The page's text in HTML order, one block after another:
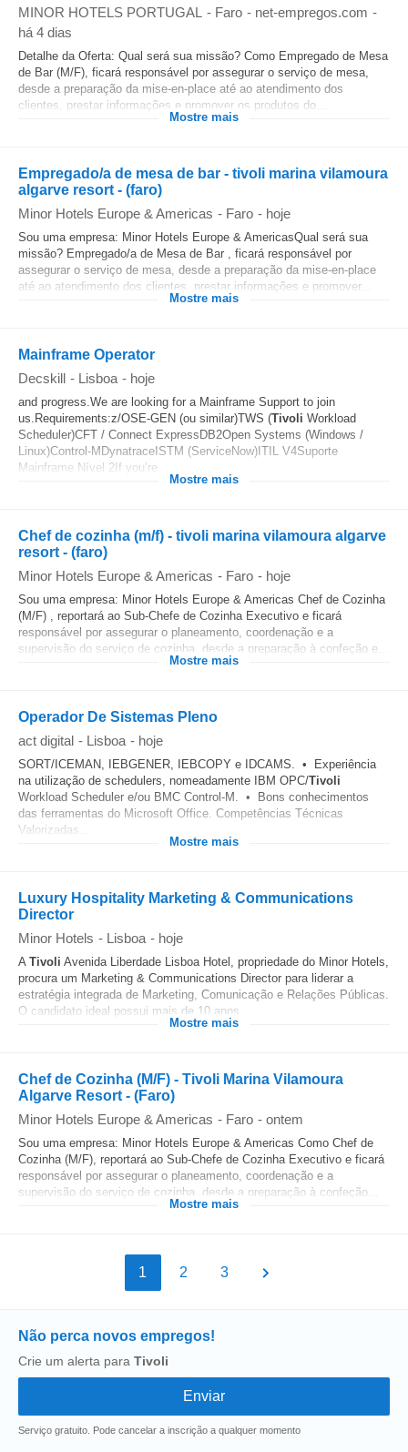
MINOR HOTELS PORTUGAL - Faro - net-empregos.com -
há 4 dias
Detalhe da Oferta: Qual será sua missão? Como Empregado de Mesa
de Bar (M/F), ficará responsável por assegurar o serviço de mesa,
desde a preparação da mise-en-place até ao atendimento dos
clientes, prestar informações e promover os produtos do...
Mostre mais
Empregado/a de mesa de bar - tivoli marina vilamoura
algarve resort - (faro)
Minor Hotels Europe & Americas - Faro - hoje
Sou uma empresa: Minor Hotels Europe & AmericasQual será sua
missão? Empregado/a de Mesa de Bar , ficará responsável por
assegurar o serviço de mesa, desde a preparação da mise-en-place
até ao atendimento dos clientes, prestar informações e promover...
Mostre mais
Mainframe Operator
Decskill - Lisboa - hoje
and progress.We are looking for a Mainframe Support to join
us.Requirements:z/OSE-GEN (ou similar)TWS (Tivoli Workload
Scheduler)CFT / Connect ExpressDB2Open Systems (Windows /
Linux)Control-MDynatraceISTM (ServiceNow)ITIL V4Suporte
Mainframe Nível 2If you’re...
Mostre mais
Chef de cozinha (m/f) - tivoli marina vilamoura algarve
resort - (faro)
Minor Hotels Europe & Americas - Faro - hoje
Sou uma empresa: Minor Hotels Europe & Americas Chef de Cozinha
(M/F) , reportará ao Sub-Chefe de Cozinha Executivo e ficará
responsável por assegurar o planeamento, coordenação e a
supervisão do serviço de cozinha, desde a preparação à confeção e...
Mostre mais
Operador De Sistemas Pleno
act digital - Lisboa - hoje
SORT/ICEMAN, IEBGENER, IEBCOPY e IDCAMS. • Experiência
na utilização de schedulers, nomeadamente IBM OPC/Tivoli
Workload Scheduler e/ou BMC Control-M. • Bons conhecimentos
das ferramentas do Microsoft Office. Competências Técnicas
Valorizadas...
Mostre mais
Luxury Hospitality Marketing & Communications
Director
Minor Hotels - Lisboa - hoje
A Tivoli Avenida Liberdade Lisboa Hotel, propriedade do Minor Hotels,
procura um Marketing & Communications Director para liderar a
estratégia integrada de Marketing, Comunicação e Relações Públicas.
O candidato ideal possui mais de 10 anos...
Mostre mais
Chef de Cozinha (M/F) - Tivoli Marina Vilamoura
Algarve Resort - (Faro)
Minor Hotels Europe & Americas - Faro - ontem
Sou uma empresa: Minor Hotels Europe & Americas Como Chef de
Cozinha (M/F), reportará ao Sub-Chefe de Cozinha Executivo e ficará
responsável por assegurar o planeamento, coordenação e a
supervisão do serviço de cozinha, desde a preparação à confeção...
Mostre mais
1 2 3
Não perca novos empregos!
Crie um alerta para Tivoli
Serviço gratuito. Pode cancelar a inscrição a qualquer momento